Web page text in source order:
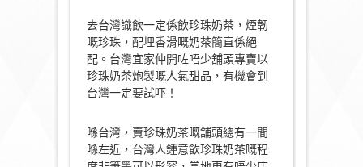
去台灣識飲一定係飲珍珠奶茶，煙韌
嘅珍珠，配埋香滑嘅奶茶簡直係絕
配。台灣宜家仲開咗唔少舖頭專賣以
珍珠奶茶炮製嘅人氣甜品，有機會到
台灣一定要試吓！
喺台灣，賣珍珠奶茶嘅舖頭總有一間
喺左近，台灣人鍾意飲珍珠奶茶嘅程